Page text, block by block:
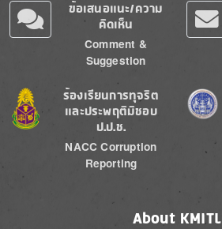
ข้อเสนอแนะ/ความ
คิดเห็น
Comment &
Suggestion
Image
ร้องเรียนการทุจริต
และประพฤติมิชอบ
ป.ป.ช.
NACC Corruption
Reporting
Image
About KMITL